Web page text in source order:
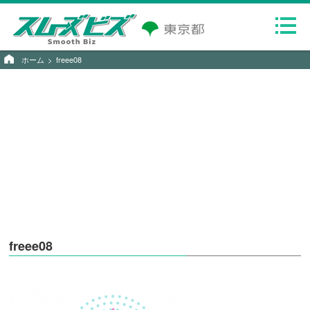
ホーム freee08
freee08